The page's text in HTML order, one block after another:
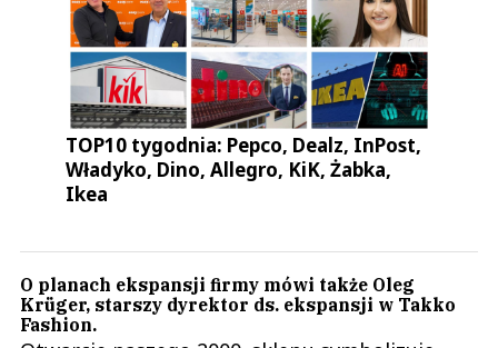
TOP10 tygodnia: Pepco, Dealz, InPost,
Władyko, Dino, Allegro, KiK, Żabka,
Ikea
O planach ekspansji firmy mówi także Oleg
Krüger, starszy dyrektor ds. ekspansji w Takko
Fashion.